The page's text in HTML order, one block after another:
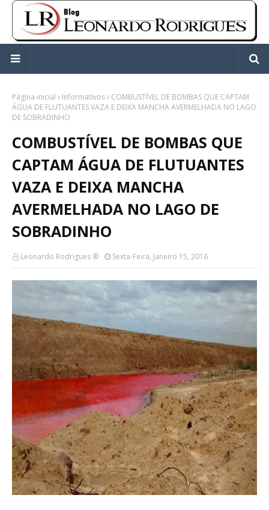
Página inicial Informativos
COMBUSTÍVEL DE BOMBAS QUE CAPTAM
ÁGUA DE FLUTUANTES VAZA E DEIXA MANCHA AVERMELHADA NO LAGO
DE SOBRADINHO
COMBUSTÍVEL DE BOMBAS QUE
CAPTAM ÁGUA DE FLUTUANTES
VAZA E DEIXA MANCHA
AVERMELHADA NO LAGO DE
SOBRADINHO
Leonardo Rodrigues ® Sexta-Feira, Janeiro 15, 2016